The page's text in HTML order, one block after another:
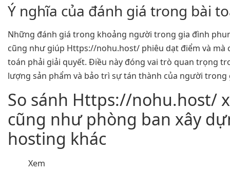
Ý nghĩa của đánh giá trong bài
Những đánh giá trong khoảng người trong gia đình
cũng như giúp Https://nohu.host/ phiêu dạt điểm và mà
toán phải giải quyết. Điều này đóng vai trò quan trọng
lượng sản phẩm và bảo trì sự tán thành của người
So sánh Https://nohu.host/
cũng như phòng ban xây
hosting khác
Xem